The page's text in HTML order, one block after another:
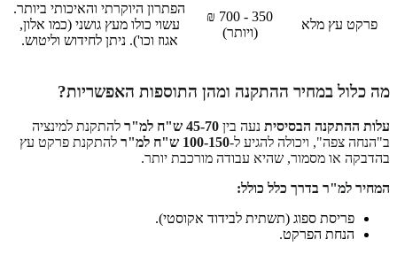
פרקט עץ מלא
350 - 700 ₪
(ויותר)
הפתרון היוקרתי והאיכותי ביותר.
עשוי כולו מעץ גושני (כמו אלון,
אגוז וכו'). ניתן לחידוש וליטוש.
מה כלול במחיר ההתקנה ומהן התוספות האפשריות?
עלות ההתקנה הבסיסית נעה בין 45-70 ש"ח למ"ר
להתקנת למינציה
ב"הנחה צפה", ויכולה להגיע ל-100-150 ש"ח למ"ר
להתקנת פרקט עץ
בהדבקה או מסמור, שהיא עבודה מורכבת יותר.
המחיר למ"ר בדרך כלל כולל:
פריסת ספוג (תשתית לבידוד אקוסטי).
הנחת הפרקט.